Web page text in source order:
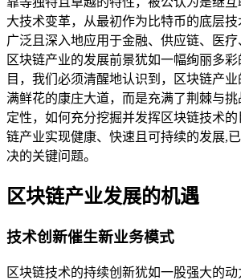
大技术变革，从最初作为比特币的底层
广泛且深入地应用于金融、供应链、医疗
区块链产业的发展前景犹如一幅绚丽多
目，我们必须清醒地认识到，区块链产
满鲜花的康庄大道，而是充满了荆棘与
定性，如何充分挖掘并发挥区块链技术
链产业实现健康、快速且可持续的发展,
决的关键问题。
区块链产业发展的机遇
技术创新催生新业务模式
区块链技术的持续创新犹如一股强大的